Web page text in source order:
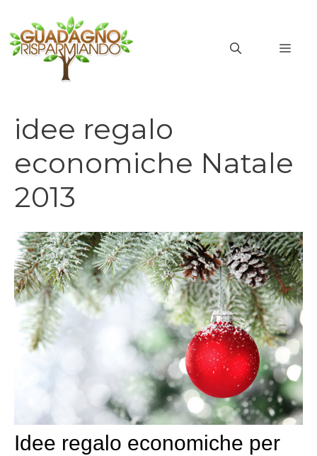
contenuto
idee regalo
economiche Natale
2013
idee regalo economiche natale 2013
Idee regalo economiche per